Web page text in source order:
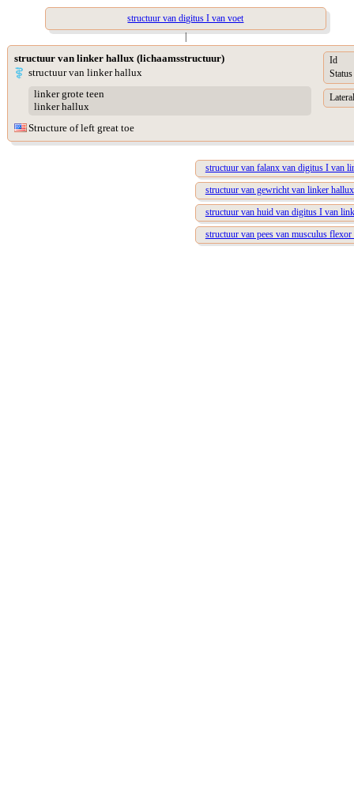
structuur van digitus I van voet
|
structuur van linker hallux (lichaamsstructuur)
structuur van linker hallux
linker grote teen
linker hallux
Structure of left great toe
Id
Status
structuur van falanx van digitus I van
structuur van gewricht van linker hallux
structuur van huid van digitus I van
structuur van pees van musculus